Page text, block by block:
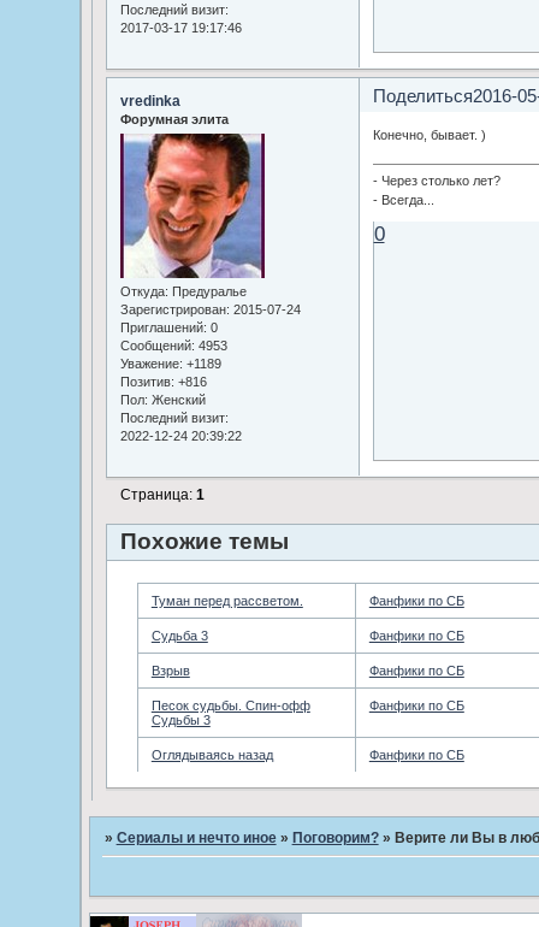
Последний визит:
2017-03-17 19:17:46
Поделиться2016-
vredinka
Форумная элита
Откуда: Предуралье
Зарегистрирован: 2015-07-24
Приглашений: 0
Сообщений: 4953
Уважение: +1189
Позитив: +816
Пол: Женский
Последний визит:
2022-12-24 20:39:22
Конечно, бывает. )
- Через столько лет?
- Всегда...
0
Страница: 1
Похожие темы
Туман перед рассветом. Фанфики по СБ
Судьба 3 Фанфики по СБ
Взрыв Фанфики по СБ
Песок судьбы. Спин-офф
Судьбы 3
Фанфики по СБ
Оглядываясь назад Фанфики по СБ
» Сериалы и нечто иное » Поговорим? » Верите ли Вы в